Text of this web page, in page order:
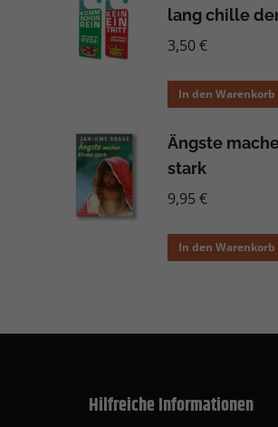
lang chille
3,50€
In den Warenkorb
Ängste
stark
9,95 €
In den Warenkorb
Hilfreiche Informationen